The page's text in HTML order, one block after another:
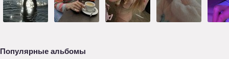
Популярные альбомы